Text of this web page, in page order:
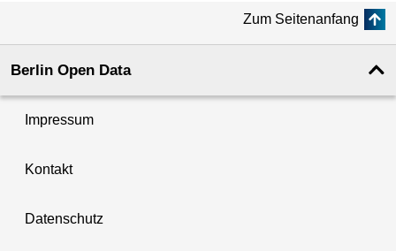
Zum Seitenanfang
Berlin Open Data
Impressum
Kontakt
Datenschutz